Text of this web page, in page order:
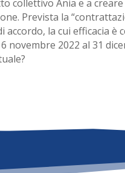
collettivo Ania e a
Prevista la
la cui efficacia è
2022 al 31